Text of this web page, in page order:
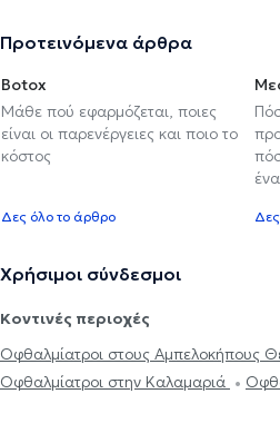
Προτεινόμενα άρθρα
Botox
Μάθε πού εφαρμόζεται, ποιες
είναι οι παρενέργειες και ποιο το
κόστος
Δες όλο το άρθρο
Χρήσιμοι σύνδεσμοι
Κοντινές περιοχές
Οφθαλμίατροι στους Αμπελοκήπους
Οφθαλμίατροι στην Καλαμαριά